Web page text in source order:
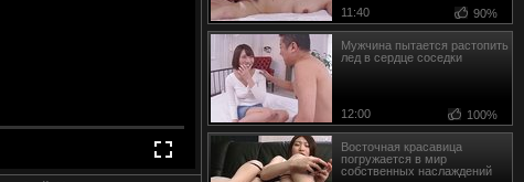
11:40 90%
12:00 100%
Мужчина пытается растопить
лед в сердце соседки
Восточная красавица
погружается в мир
собственных наслаждений